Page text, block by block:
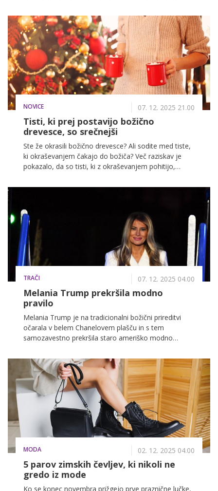
NOVICE 07. 12. 2025 21.00
Tisti, ki prej postavijo božično
drevesce, so srečnejši
Ste že okrasili božično drevesce? Ali sodite med tiste,
ki okraševanjem čakajo do božiča? Več raziskav je
pokazalo, da so tisti, ki z okraševanjem pohitijo,
TRAČI 07. 12. 2025 04.00
Melania Trump prekršila modno
pravilo
Melania Trump je na tradicionalni božični prireditvi
očarala v belem Chanelovem plašču in s tem
samozavestno prekršila staro ameriško modno
MODA 02. 12. 2025 04.00
5 parov zimskih čevljev, ki nikoli ne
gredo iz mode
Ko se konec novembra prižgejo prve praznične lučke,